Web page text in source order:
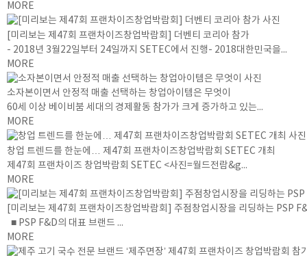
MORE
[미리보는 제47회 프랜차이즈창업박람회] 더벤티 코리아 참가
- 2018년 3월22일부터 24일까지 SETEC에서 진행- 2018대한민국을...
MORE
소자본이면서 안정적 매출 선택하는 창업아이템은 무엇이
60세 이상 베이비붐 세대의 경제활동 참가가 크게 증가하고 있는...
MORE
창업 트렌드를 한눈에… 제47회 프랜차이즈창업박람회 SETEC 개최
제47회 프랜차이즈 창업박람회 SETEC <사진=월드전람&g...
MORE
[미리보는 제47회 프랜차이즈창업박람회] 주점창업시장을 리딩하는 PSP
■ PSP F&D의 대표 브랜드 ...
MORE